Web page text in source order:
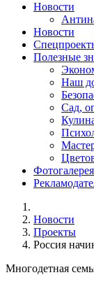
Новости
Новости
Полезные
Наш
Сад,
Фотогалерея
Новости
Проекты
Россия
Многодетная